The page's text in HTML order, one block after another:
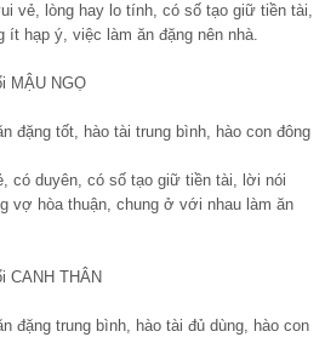
vẻ, lòng hay lo tính, có số tạo giữ tiền tài,
hạp ý, việc làm ăn đặng nên nhà.
MẬU NGỌ
đặng tốt, hào tài trung bình, hào con đông
có duyên, có số tạo giữ tiền tài, lời nói
vợ hòa thuận, chung ở với nhau làm ăn
CANH THÂN
đặng trung bình, hào tài đủ dùng, hào con